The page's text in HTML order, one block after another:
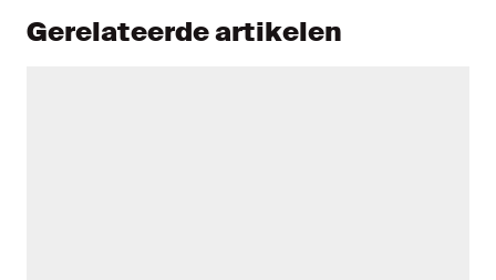
Gerelateerde artikelen